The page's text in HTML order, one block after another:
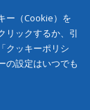
ー（Cookie）を
リックするか、引
クッキーポリシ
の設定はいつでも